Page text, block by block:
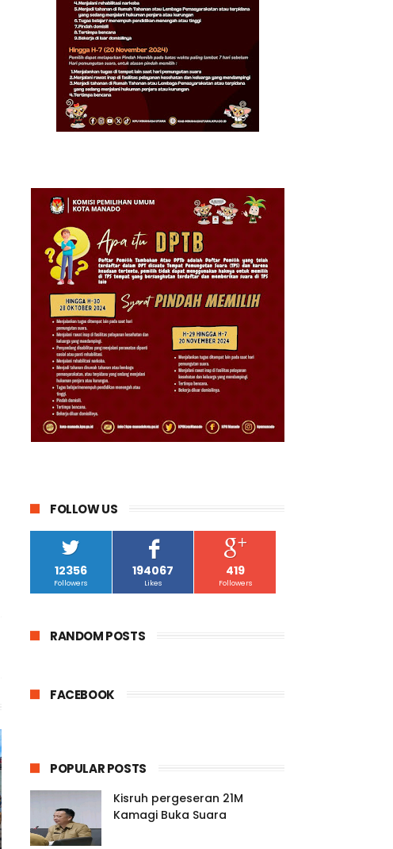
FOLLOW US
12356
Followers
194067
Likes
419
Followers
RANDOM POSTS
FACEBOOK
POPULAR POSTS
Kisruh pergeseran 21M
Kamagi Buka Suara